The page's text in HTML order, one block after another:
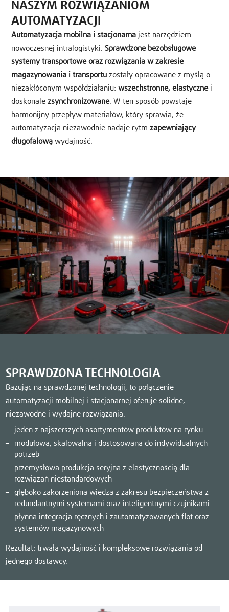
NASZYM ROZWIĄZANIOM
AUTOMATYZACJI
Automatyzacja mobilna i stacjonarna jest narzędziem
nowoczesnej intralogistyki.Sprawdzone bezobsługowe
systemy transportowe oraz rozwiązania w zakresie
magazynowania i transportu zostały opracowane z myślą o
niezakłóconym współdziałaniu:wszechstronne, elastycznei
doskonalezsynchronizowane. W ten sposób powstaje
harmonijny przepływ materiałów, który sprawia, że
automatyzacja niezawodnie nadaje rytmzapewniający
długofalową wydajność.
SPRAWDZONA TECHNOLOGIA
Bazując na sprawdzonej technologii, to połączenie
automatyzacji mobilnej i stacjonarnej oferuje solidne,
niezawodne i wydajne rozwiązania.
jeden z najszerszych asortymentów produktów na rynku
modułowa, skalowalna i dostosowana do indywidualnych
potrzeb
przemysłowa produkcja seryjna z elastycznością dla
rozwiązań niestandardowych
głęboko zakorzeniona wiedza z zakresu bezpieczeństwa z
redundantnymi systemami oraz inteligentnymi czujnikami
płynna integracja ręcznych i zautomatyzowanych flot oraz
systemów magazynowych
Rezultat: trwała wydajność i kompleksowe rozwiązania od
jednego dostawcy.